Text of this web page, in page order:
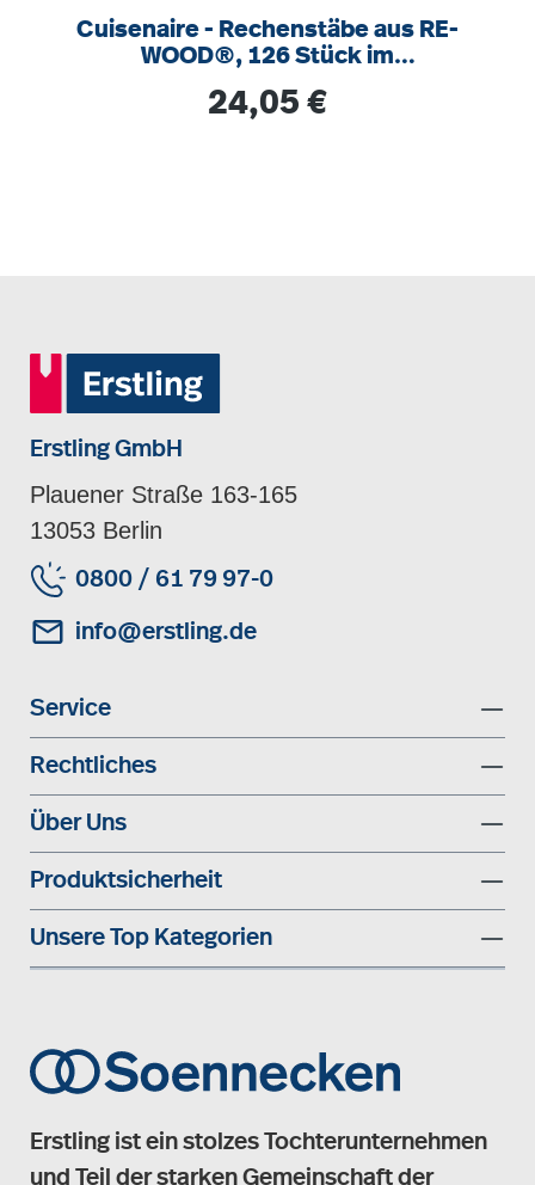
Cuisenaire - Rechenstäbe aus RE-
WOOD®, 126 Stück im
Regulärer Preis:
24,05 €
Erstling GmbH
Plauener Straße 163-165
13053 Berlin
0800 / 61 79 97-0
info@erstling.de
Service
Rechtliches
Über Uns
Produktsicherheit
Unsere Top Kategorien
Erstling ist ein stolzes Tochterunternehmen
und Teil der starken Gemeinschaft der